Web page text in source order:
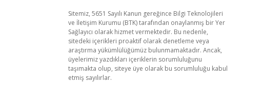
Sitemiz, 5651 Sayılı Kanun gereğince Bilgi Teknolojileri
ve İletişim Kurumu (BTK) tarafından onaylanmış bir Yer
Sağlayıcı olarak hizmet vermektedir. Bu nedenle,
sitedeki içerikleri proaktif olarak denetleme veya
araştırma yükümlülüğümüz bulunmamaktadır. Ancak,
üyelerimiz yazdıkları içeriklerin sorumluluğunu
taşımakta olup, siteye üye olarak bu sorumluluğu kabul
etmiş sayılırlar.